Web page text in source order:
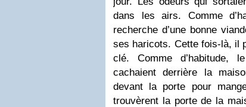
dans les airs. Comme
recherche d’une bonne
ses haricots. Cette fois-là, il
clé. Comme d’habitude,
cachaient derrière la
devant la porte pour
trouvèrent la porte de la